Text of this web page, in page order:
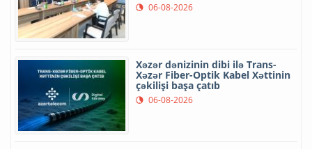
06-08-2026
Xəzər dənizinin dibi ilə Trans-
Xəzər Fiber-Optik Kabel Xəttinin
çəkilişi başa çatıb
06-08-2026